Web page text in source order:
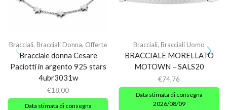
Bracciali, Bracciali Donna, Offerte
Bracciale donna Cesare
Paciotti in argento 925 stars
4ubr3031w
€18,00
Data stimata di consegna
Bracciali, Bracciali Uomo
BRACCIALE MORELLATO
MOTOWN – SALS20
€74,76
Data stimata di consegna
2026/08/09